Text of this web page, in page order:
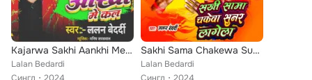
Kajarwa Sakhi Aankhi Me Kala
Lalan Bedardi
Sakhi Sama Chakewa Sunar Lagela
Lalan Bedardi